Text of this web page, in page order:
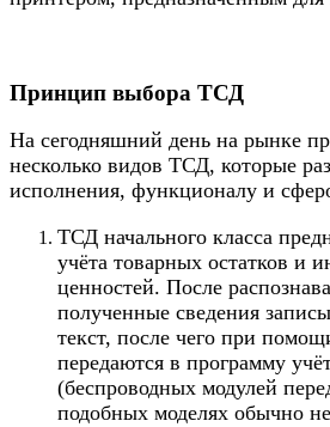
Принцип выбора ТСД
На сегодняшний день на рынке
несколько видов ТСД, которые
исполнения, функционалу и
ТСД начального класса
учёта товарных остатков и
ценностей. После
полученные сведения
текст, после чего при
передаются в программу
(беспроводных модулей
подобных моделях обычно